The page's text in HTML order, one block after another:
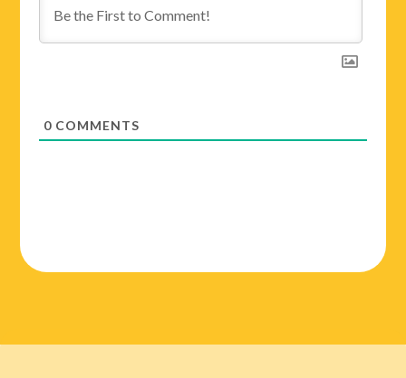
0 COMMENTS